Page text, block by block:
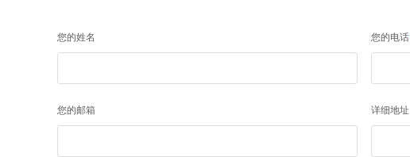
您的姓名 您的电话
您的邮箱 详细地址